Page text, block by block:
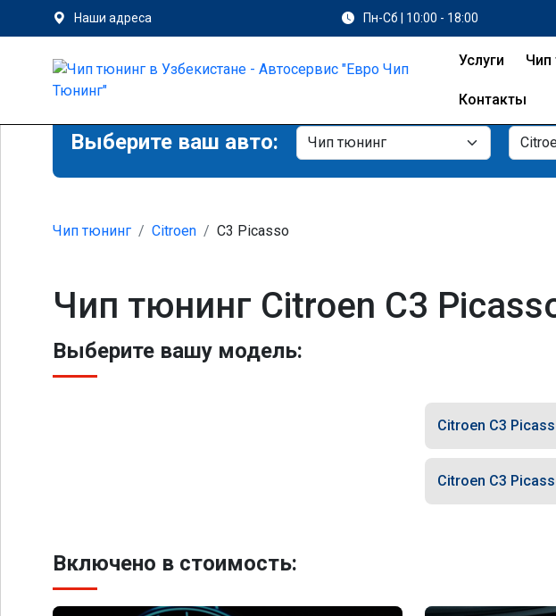
Наши адреса Пн-Сб | 10:00 - 18:00
Услуги Чип
Контакты
Выберите ваш авто:
Чип тюнинг Citroen C3 Picasso
Чип тюнинг Citroen C3
Выберите вашу модель:
Citroen C3
Citroen C3
Включено в стоимость: